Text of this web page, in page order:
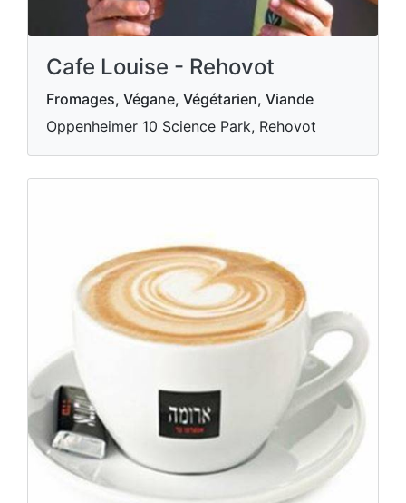
Cafe Louise - Rehovot
Fromages, Végane, Végétarien, Viande
Oppenheimer 10 Science Park, Rehovot